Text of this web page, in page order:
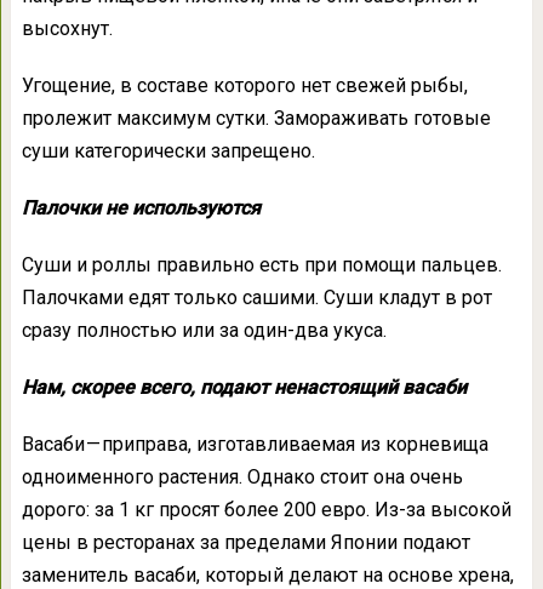
высохнут.
Угощение, в составе которого нет свежей рыбы,
пролежит максимум сутки. Замораживать готовые
суши категорически запрещено.
Палочки не используются
Суши и роллы правильно есть при помощи пальцев.
Палочками едят только сашими. Суши кладут в рот
сразу полностью или за один-два укуса.
Нам, скорее всего, подают ненастоящий васаби
Васаби — приправа, изготавливаемая из корневища
одноименного растения. Однако стоит она очень
дорого: за 1 кг просят более 200 евро. Из-за высокой
цены в ресторанах за пределами Японии подают
заменитель васаби, который делают на основе хрена,